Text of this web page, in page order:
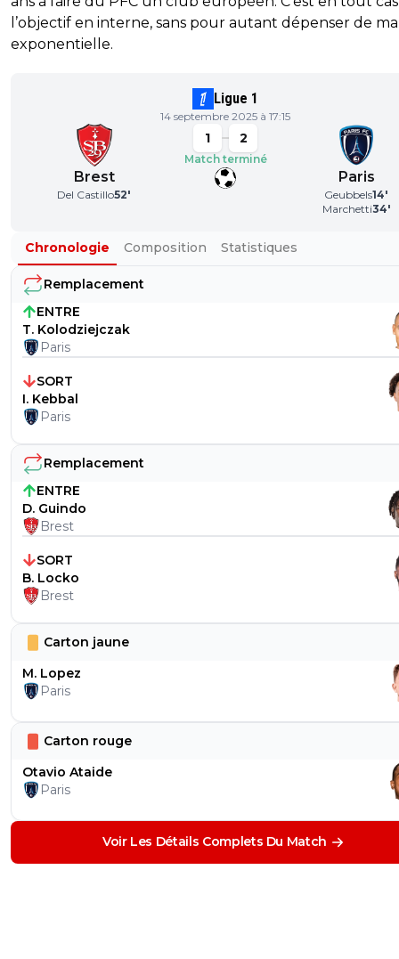
l’objectif en interne, sans pour autant dépenser de
exponentielle.
Ligue 1
14 septembre 2025 à 17:15
Brest
Del Castillo52'
1 2
Match terminé
Paris
Geubbels14'
Marchetti34'
Chronologie Composition Statistiques
Remplacement
ENTRE
T. Kolodziejczak
Paris
SORT
I. Kebbal
Paris
Remplacement
ENTRE
D. Guindo
Brest
SORT
B. Locko
Brest
Carton jaune
M. Lopez
Paris
Carton rouge
Otavio Ataide
Paris
Voir Les Détails Complets Du Match